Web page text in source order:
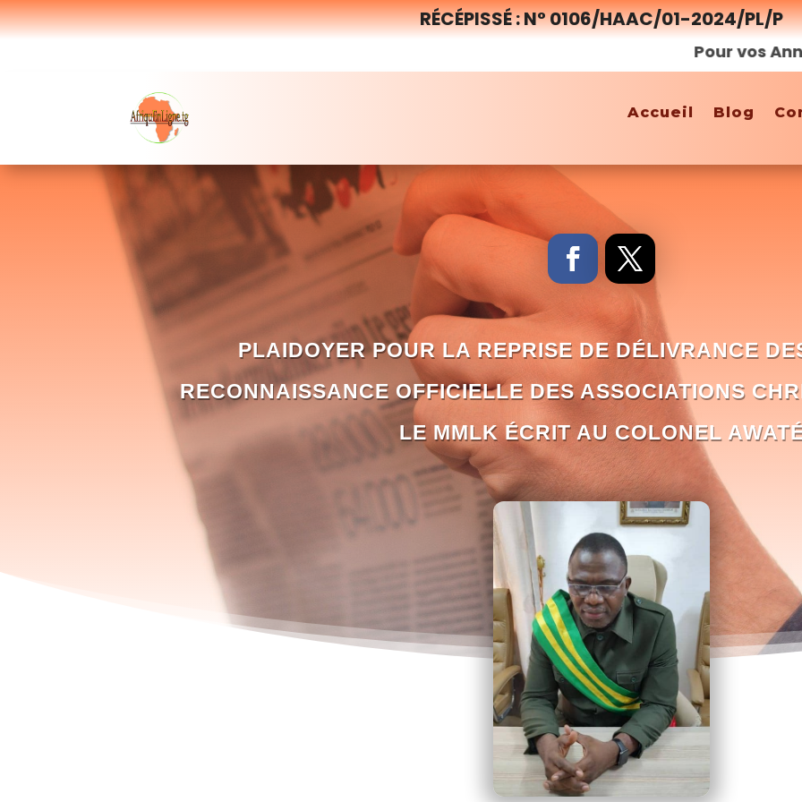
RÉCÉPISSÉ : N° 0106/HAAC/01-2024/PL/P
Pour vos
Accueil Blog
PLAIDOYER POUR LA REPRISE DE DÉLIVRANCE
RECONNAISSANCE OFFICIELLE DES ASSOCIATIONS
LE MMLK ÉCRIT AU COLONEL